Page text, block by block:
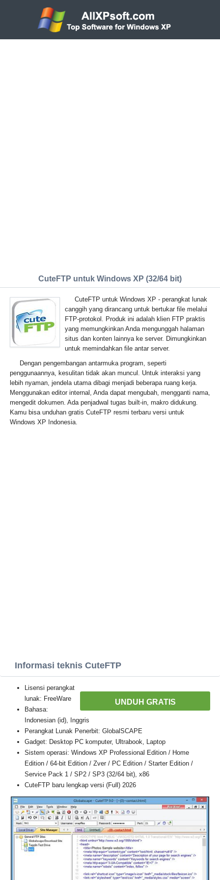
CuteFTP untuk Windows XP (32/64 bit)
CuteFTP untuk Windows XP - perangkat lunak
canggih yang dirancang untuk bertukar file melalui
FTP-protokol. Produk ini adalah klien FTP praktis
yang memungkinkan Anda mengunggah halaman
situs dan konten lainnya ke server. Dimungkinkan
untuk memindahkan file antar server.
Dengan pengembangan antarmuka program, seperti
penggunaannya, kesulitan tidak akan muncul. Untuk interaksi yang
lebih nyaman, jendela utama dibagi menjadi beberapa ruang kerja.
Menggunakan editor internal, Anda dapat mengubah, mengganti nama,
mengedit dokumen. Ada penjadwal tugas built-in, makro didukung.
Kamu bisa unduhan gratis CuteFTP resmi terbaru versi untuk
Windows XP Indonesia.
Informasi teknis CuteFTP
UNDUH GRATIS
Lisensi perangkat
lunak: FreeWare
Bahasa:
Indonesian (id), Inggris
Perangkat Lunak Penerbit: GlobalSCAPE
Gadget: Desktop PC komputer, Ultrabook, Laptop
Sistem operasi: Windows XP Professional Edition / Home
Edition / 64-bit Edition / Zver / PC Edition / Starter Edition /
Service Pack 1 / SP2 / SP3 (32/64 bit), x86
CuteFTP baru lengkap versi (Full) 2026